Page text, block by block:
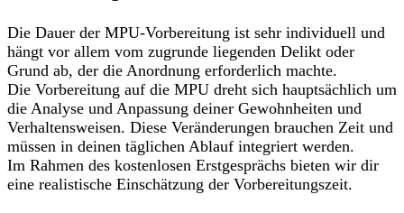
Die Dauer der MPU-Vorbereitung ist sehr individuell und
hängt vor allem vom zugrunde liegenden Delikt oder
Grund ab, der die Anordnung erforderlich machte.
Die Vorbereitung auf die MPU dreht sich hauptsächlich um
die Analyse und Anpassung deiner Gewohnheiten und
Verhaltensweisen. Diese Veränderungen brauchen Zeit und
müssen in deinen täglichen Ablauf integriert werden.
Im Rahmen des kostenlosen Erstgesprächs bieten wir dir
eine realistische Einschätzung der Vorbereitungszeit.